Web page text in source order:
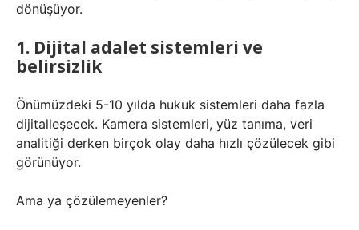
dönüşüyor.
1. Dijital adalet sistemleri ve
belirsizlik
Önümüzdeki 5-10 yılda hukuk sistemleri daha fazla
dijitalleşecek. Kamera sistemleri, yüz tanıma, veri
analitiği derken birçok olay daha hızlı çözülecek gibi
görünüyor.
Ama ya çözülemeyenler?